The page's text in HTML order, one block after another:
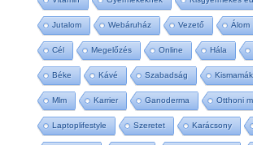
Jutalom Webáruház Vezető Álom
Cél Megelőzés Online Hála
Béke Kávé Szabadság
Mlm Karrier Ganoderma Otthoni
Laptoplifestyle Szeretet Karácsony